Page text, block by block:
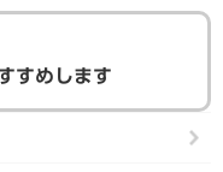
すめします